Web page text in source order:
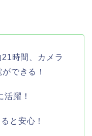
時間、カメラ
できる！
活躍！
と安心！